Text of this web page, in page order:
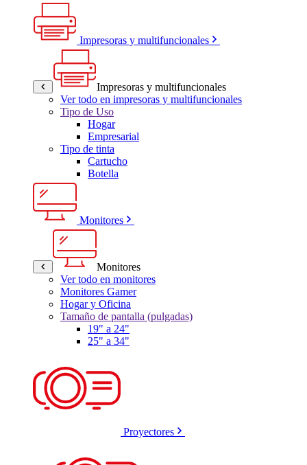
Impresoras y multifuncionales
Impresoras y multifuncionales
Ver todo en impresoras y multifuncionales
Tipo de Uso
Hogar
Empresarial
Tipo de tinta
Cartucho
Botella
Monitores
Monitores
Ver todo en monitores
Monitores Gamer
Hogar y Oficina
Tamaño de pantalla (pulgadas)
19" a 24"
25" a 34"
Proyectores